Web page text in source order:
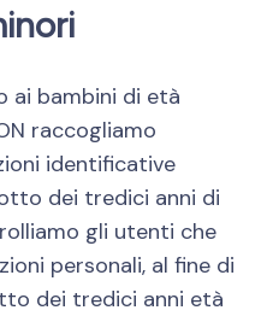
ai bambini di età
raccogliamo
identificative
dei tredici anni di
gli utenti che
personali, al fine di
dei tredici anni età